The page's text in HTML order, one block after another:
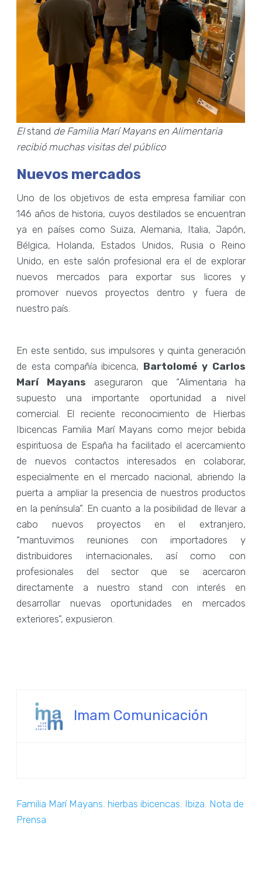
Elstand de Familia Marí Mayans en Alimentaria
recibió muchas visitas del público
Nuevos mercados
Uno de los objetivos de esta empresa familiar con
146 años de historia, cuyos destilados se encuentran
ya en países como Suiza, Alemania, Italia, Japón,
Bélgica, Holanda, Estados Unidos, Rusia o Reino
Unido, en este salón profesional era el de explorar
nuevos mercados para exportar sus licores y
promover nuevos proyectos dentro y fuera de
nuestro país.
En este sentido, sus impulsores y quinta generación
de esta compañía ibicenca, Bartolomé y Carlos
Marí Mayans aseguraron que “Alimentaria ha
supuesto una importante oportunidad a nivel
comercial. El reciente reconocimiento de Hierbas
Ibicencas Familia Marí Mayans como mejor bebida
espirituosa de España ha facilitado el acercamiento
de nuevos contactos interesados en colaborar,
especialmente en el mercado nacional, abriendo la
puerta a ampliar la presencia de nuestros productos
en la península”. En cuanto a la posibilidad de llevar a
cabo nuevos proyectos en el extranjero,
“mantuvimos reuniones con importadores y
distribuidores internacionales, así como con
profesionales del sector que se acercaron
directamente a nuestro stand con interés en
desarrollar nuevas oportunidades en mercados
exteriores”, expusieron.
Imam Comunicación
Familia Marí Mayans,hierbas ibicencas, Ibiza, Nota de
Prensa